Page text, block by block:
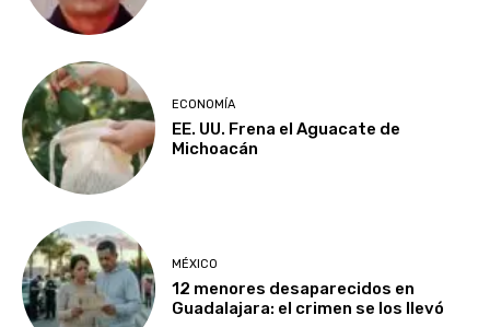
ECONOMÍA
EE. UU. Frena el Aguacate de
Michoacán
MÉXICO
12 menores desaparecidos en
Guadalajara: el crimen se los llevó